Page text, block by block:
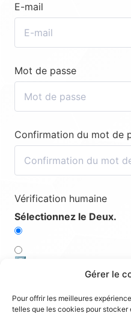
Gérer le
Pour offrir les meilleures
telles que les cookies pour
E-mail
Mot de passe
Confirmation du mot de
Vérification humaine
Sélectionnez le Deux.
5️⃣